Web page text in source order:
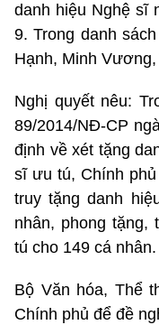
danh hiệu Nghệ sĩ
9. Trong danh
Hạnh, Minh
Nghị quyết nêu:
89/2014/NĐ-CP
định về xét tặng
sĩ ưu tú, Chính
truy tặng danh
nhân, phong tặng,
tú cho 149 cá nhân.
Bộ Văn hóa, Thể
Chính phủ để đề